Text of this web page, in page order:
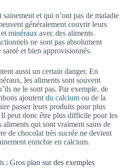
et qui n’ont pas de maladie
généralement couvrir leurs
minéraux avec des aliments
ne sont pas absolument
santé et bien approvisionnés.
aussi un certain danger. En
les aliments sont souvent
ne le sont pas. Par exemple, de
ajoutent du calcium ou de la
passer leurs produits pour plus
Il peut donc être plus difficile pour les
aliments qui sont vraiment sains de
de chocolat très sucrée ne devient
enrichie en calcium.
: Gros plan sur des exemples